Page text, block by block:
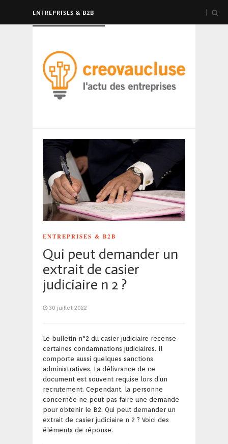
ENTREPRISES & B2B
ENTREPRISES & B2B
Qui peut demander un
extrait de casier
judiciaire n 2 ?
30 juillet 2022
Le bulletin n°2 du casier judiciaire recense
certaines condamnations judiciaires. Il
comporte aussi quelques sanctions
administratives. La délivrance de ce
document est souvent requise lors d’un
recrutement. Cependant, la personne
concernée ne peut pas faire une demande
pour obtenir le B2. Qui peut demander un
extrait de casier judiciaire n 2 ? Voici des
éléments de réponse.